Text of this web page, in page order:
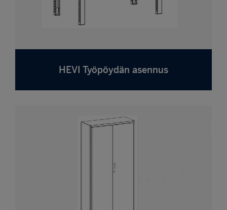
HEVI Työpöydän asennus